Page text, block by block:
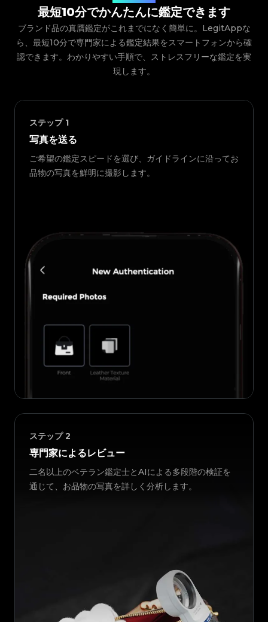
最短10分でかんたんに鑑定できます
ブランド品の真贋鑑定がこれまでになく簡単に。LegitAppな
ら、最短10分で専門家による鑑定結果をスマートフォンから確
認できます。わかりやすい手順で、ストレスフリーな鑑定を実
現します。
ステップ 1
写真を送る
ご希望の鑑定スピードを選び、ガイドラインに沿ってお
品物の写真を鮮明に撮影します。
ステップ 2
専門家によるレビュー
二名以上のベテラン鑑定士とAIによる多段階の検証を
通じて、お品物の写真を詳しく分析します。